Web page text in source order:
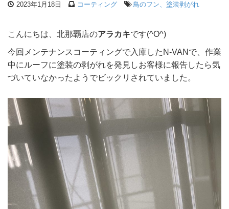
2023年1月18日 コーティング 鳥のフン、塗装剥がれ
こんにちは、北那覇店のアラカキです(^O^)
今回メンテナンスコーティングで入庫したN-VANで、作業
中にルーフに塗装の剥がれを発見しお客様に報告したら気
づいていなかったようでビックリされていました。